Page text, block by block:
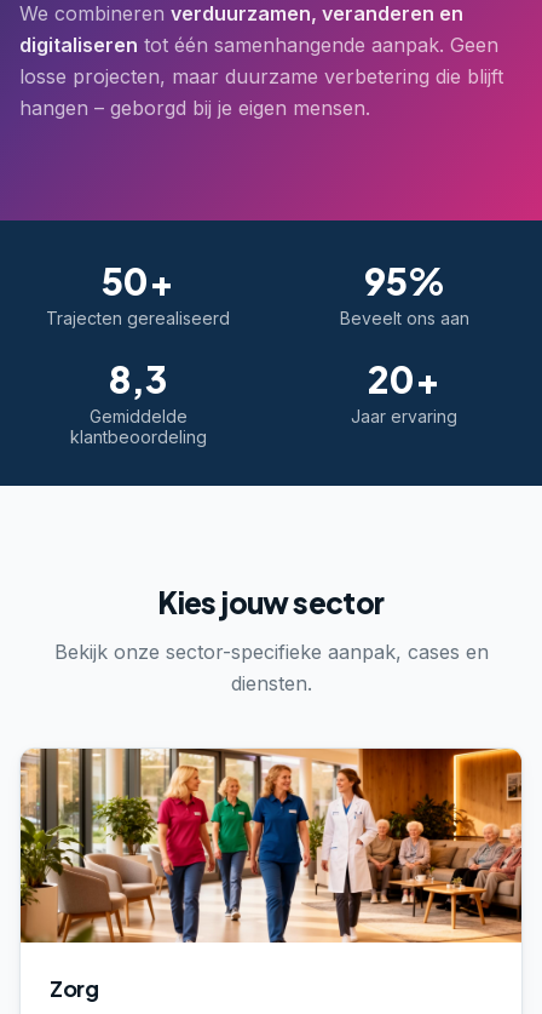
We combineren verduurzamen, veranderen en
digitaliseren tot één samenhangende aanpak. Geen
losse projecten, maar duurzame verbetering die blijft
hangen – geborgd bij je eigen mensen.
50+
Trajecten gerealiseerd
95%
Beveelt ons aan
8,3
Gemiddelde
klantbeoordeling
20+
Jaar ervaring
Kies jouw sector
Bekijk onze sector-specifieke aanpak, cases en
diensten.
Zorg